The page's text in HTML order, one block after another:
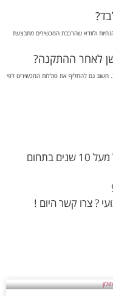
? צרו קשר היום !
ללוח חשמל